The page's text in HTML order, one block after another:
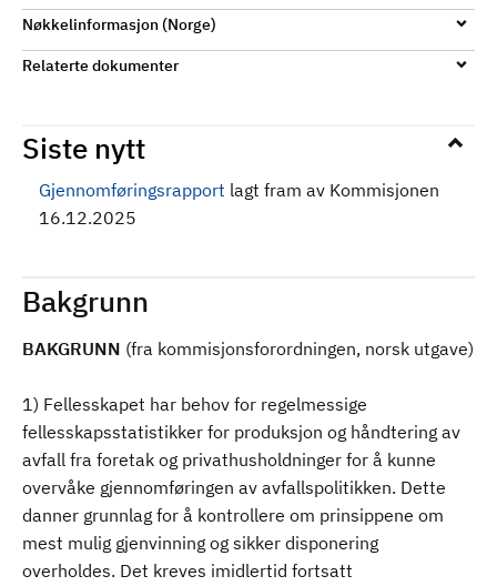
Nøkkelinformasjon (Norge)
Relaterte dokumenter
Siste nytt
Gjennomføringsrapport lagt fram av Kommisjonen
16.12.2025
Bakgrunn
BAKGRUNN (fra kommisjonsforordningen, norsk utgave)
1) Fellesskapet har behov for regelmessige
fellesskapsstatistikker for produksjon og håndtering av
avfall fra foretak og privathusholdninger for å kunne
overvåke gjennomføringen av avfallspolitikken. Dette
danner grunnlag for å kontrollere om prinsippene om
mest mulig gjenvinning og sikker disponering
overholdes. Det kreves imidlertid fortsatt